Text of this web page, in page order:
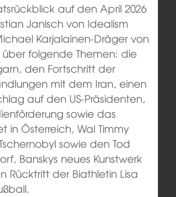
auf den April 2026
Janisch von Idealism
Karjalainen-Dräger von
folgende Themen: die
den Fortschritt der
mit dem Iran, einen
auf den US-Präsidenten,
sowie das
in Österreich, Wal Timmy
sowie den Tod
Banskys neues Kunstwerk
Rücktritt der Biathletin Lisa